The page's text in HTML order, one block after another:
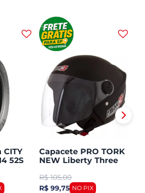
CITY
52S
Capacete PRO TORK
NEW Liberty Three
R$ 105,00
R$ 99,75